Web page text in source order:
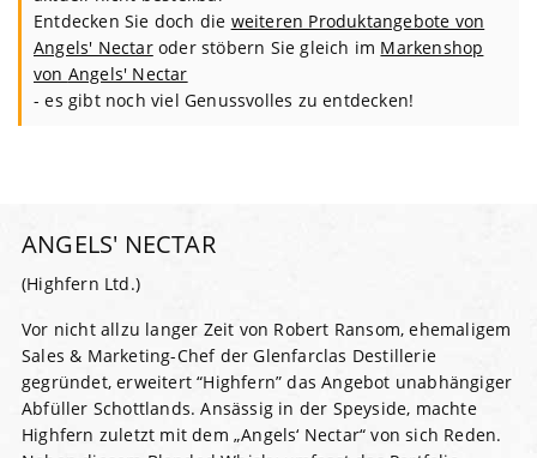
Entdecken Sie doch die weiteren Produktangebote von
Angels' Nectaroder stöbern Sie gleich im Markenshop
von Angels' Nectar
- es gibt noch viel Genussvolles zu entdecken!
ANGELS' NECTAR
(Highfern Ltd.)
Vor nicht allzu langer Zeit von Robert Ransom, ehemaligem
Sales & Marketing-Chef der Glenfarclas Destillerie
gegründet, erweitert “Highfern” das Angebot unabhängiger
Abfüller Schottlands. Ansässig in der Speyside, machte
Highfern zuletzt mit dem „Angels‘ Nectar“ von sich Reden.